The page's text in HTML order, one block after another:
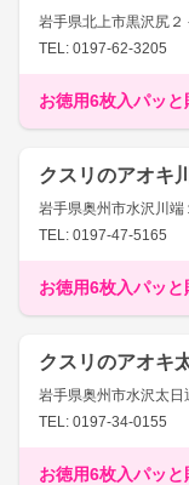
岩手県北上市黒沢尻２
TEL: 0197-62-3205
お徳用6枚入パッ
クスリのアオキ
岩手県奥州市水沢川端
TEL: 0197-47-5165
お徳用6枚入パッ
クスリのアオキ
岩手県奥州市水沢太日
TEL: 0197-34-0155
お徳用6枚入パッ